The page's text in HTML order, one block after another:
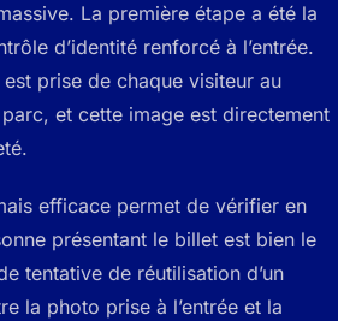
La première étape a été la
d’identité renforcé à l’entrée.
prise de chaque visiteur au
parc, et cette image est directement
efficace permet de vérifier en
présentant le billet est bien le
tentative de réutilisation d’un
la photo prise à l’entrée et la